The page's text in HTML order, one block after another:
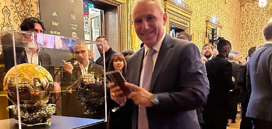
Najveća atletičarka 20. stoljeća · 6 olimpijskih medalja